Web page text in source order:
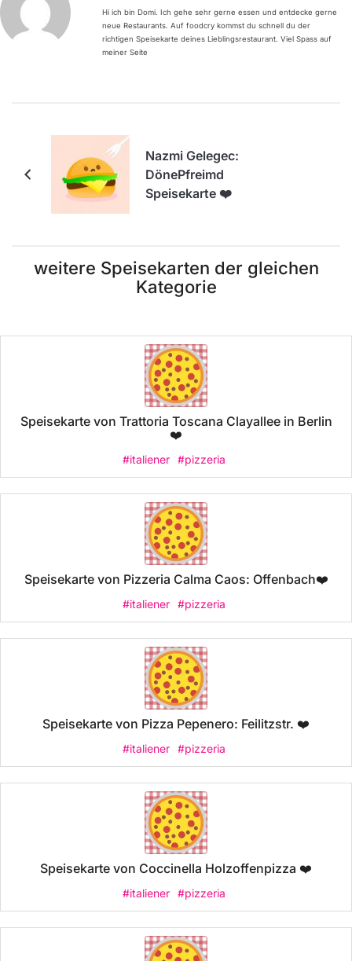
Hi ich bin Domi. Ich gehe sehr gerne essen und entdecke gerne
neue Restaurants. Auf foodcry kommst du schnell du der
richtigen Speisekarte deines Lieblingsrestaurant. Viel Spass auf
meiner Seite
Nazmi Gelegec:
DönePfreimd
Speisekarte ❤️
weitere Speisekarten der gleichen
Kategorie
Speisekarte von Trattoria Toscana Clayallee in Berlin
❤️
#italiener #pizzeria
Speisekarte von Pizzeria Calma Caos: Offenbach❤️
#italiener #pizzeria
Speisekarte von Pizza Pepenero: Feilitzstr. ❤️
#italiener #pizzeria
Speisekarte von Coccinella Holzoffenpizza ❤️
#italiener #pizzeria